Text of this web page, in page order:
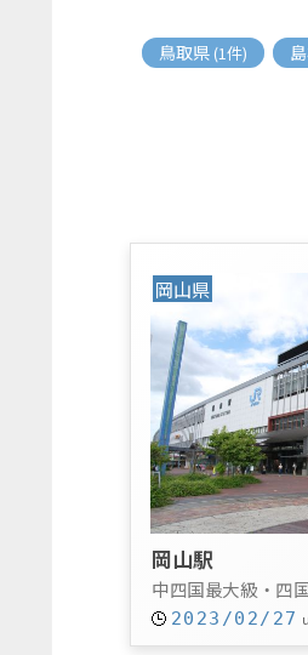
鳥取県(1件)
岡山県
岡山駅
中四国最大級・四
2023/02/27